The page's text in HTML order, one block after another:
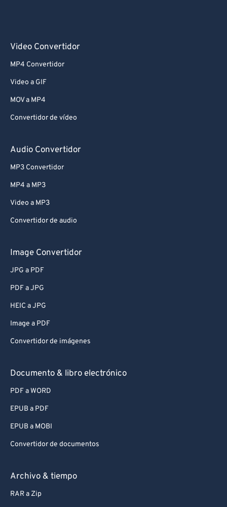
Video Convertidor
MP4 Convertidor
Video a GIF
MOV a MP4
Convertidor de vídeo
Audio Convertidor
MP3 Convertidor
MP4 a MP3
Video a MP3
Convertidor de audio
Image Convertidor
JPG a PDF
PDF a JPG
HEIC a JPG
Image a PDF
Convertidor de imágenes
Documento & libro electrónico
PDF a WORD
EPUB a PDF
EPUB a MOBI
Convertidor de documentos
Archivo & tiempo
RAR a Zip